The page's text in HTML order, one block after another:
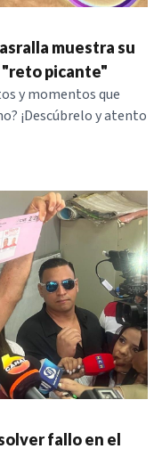
muestra su
"reto picante"
y momentos que
¡Descúbrelo y atento
fallo en el